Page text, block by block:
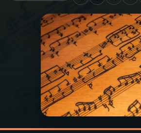
PROGRAMAÇÃO
PROGRAMAS
PODCASTS
VIDEOCASTS